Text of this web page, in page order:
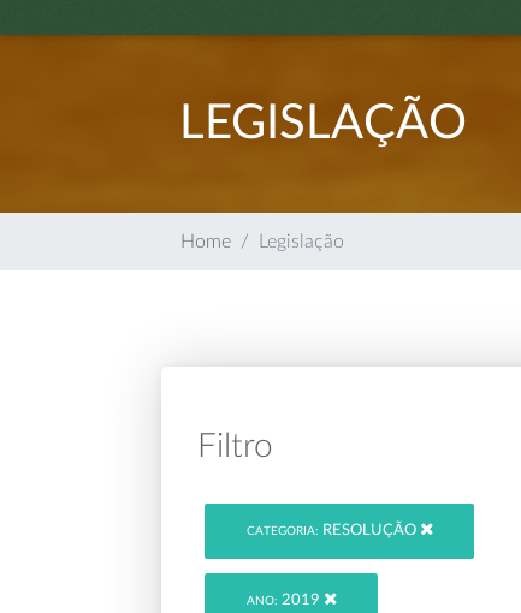
LEGISLAÇÃO
Home Legislação
Filtro
CATEGORIA: RESOLUÇÃO
ANO: 2019